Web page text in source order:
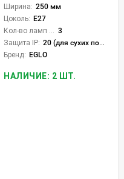
Ширина: 250 мм
Цоколь: E27
Кол-во ламп или LED: 3
Защита IP: 20 (для сухих пом.)
Бренд: EGLO
НАЛИЧИЕ: 2 ШТ.